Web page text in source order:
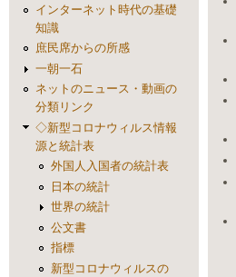
インターネット時代の基礎
知識
庶民席からの所感
一朝一石
ネットのニュース・動画の
分類リンク
◇新型コロナウィルス情報
源と統計表
外国人入国者の統計表
日本の統計
世界の統計
公文書
指標
新型コロナウィルスの